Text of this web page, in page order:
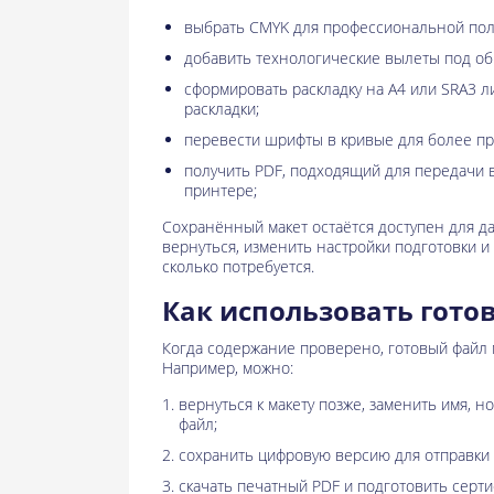
выбрать CMYK для профессиональной
добавить технологические вылеты под
сформировать раскладку на A4 или SRA3
раскладки;
перевести шрифты в кривые для более
получить PDF, подходящий для
принтере;
Сохранённый макет остаётся доступен для
вернуться, изменить настройки подготовки
сколько потребуется.
Как использовать
Когда содержание проверено, готовый
Например, можно:
вернуться к макету позже, заменить имя,
файл;
сохранить цифровую версию для
скачать печатный PDF и подготовить